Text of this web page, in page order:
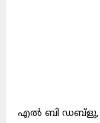
എൽ ബി ഡബ്ളു,